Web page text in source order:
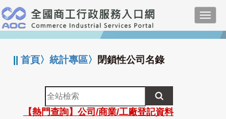
跳
到
主
要
:::
||首頁〉統計專區〉 閉鎖性公司名錄
全
站
檢
【熱門查詢】公司/商業/工廠登記資料